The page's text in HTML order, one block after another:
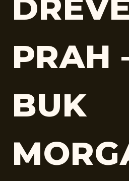
PRAH
BUK